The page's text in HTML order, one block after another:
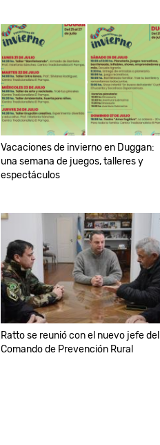
Vacaciones de invierno en Duggan:
una semana de juegos, talleres y
espectáculos
Ratto se reunió con el nuevo jefe del
Comando de Prevención Rural